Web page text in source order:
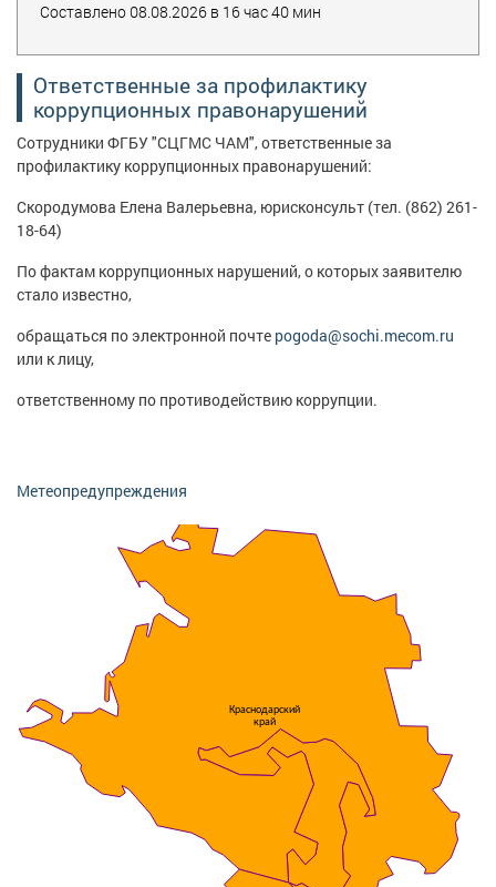
Составлено 08.08.2026 в 16 час 40 мин
Ответственные за профилактику
коррупционных правонарушений
Сотрудники ФГБУ "СЦГМС ЧАМ", ответственные за
профилактику коррупционных правонарушений:
Скородумова Елена Валерьевна, юрисконсульт (тел. (862) 261-
18-64)
По фактам коррупционных нарушений, о которых заявителю
стало известно,
обращаться по электронной почте pogoda@sochi.mecom.ru
или к лицу,
ответственному по противодействию коррупции.
Метеопредупреждения
Краснодарский
край